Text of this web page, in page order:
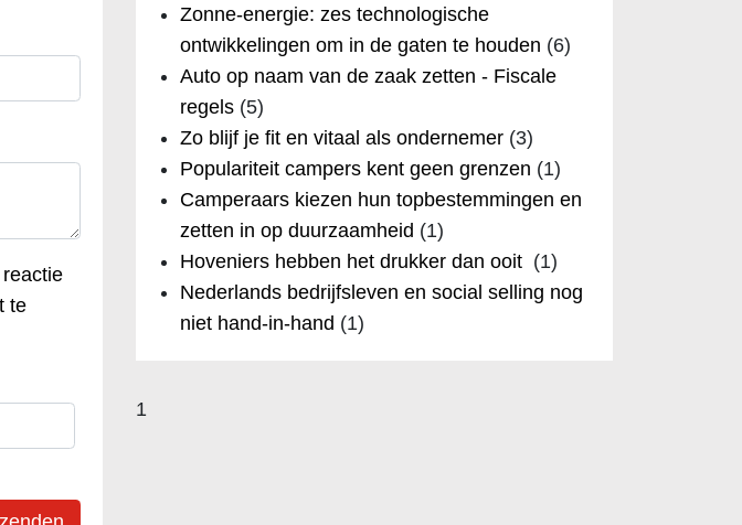
te
Zonne-energie: zes technologische
ontwikkelingen om in de gaten te houden (6)
Auto op naam van de zaak zetten - Fiscale
regels(5)
Zo blijf je fit en vitaal als ondernemer(3)
Populariteit campers kent geen grenzen (1)
Camperaars kiezen hun topbestemmingen en
zetten in op duurzaamheid (1)
Hoveniers hebben het drukker dan ooit (1)
Nederlands bedrijfsleven en social selling nog
niet hand-in-hand (1)
1